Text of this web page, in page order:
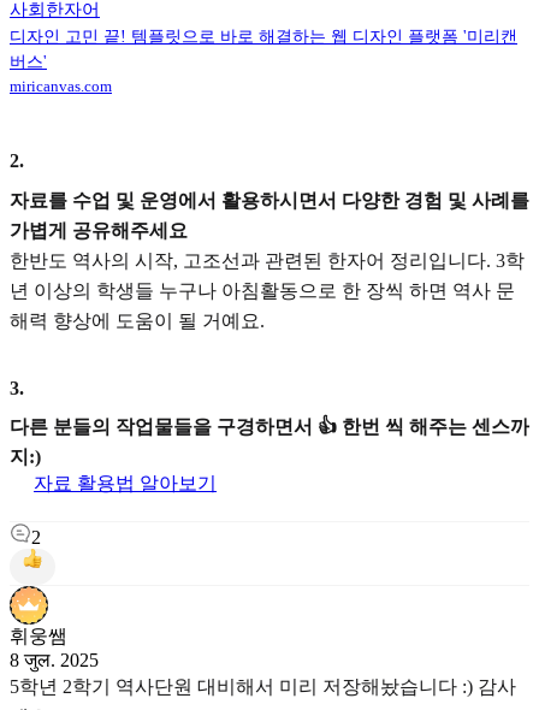
사회한자어
디자인 고민 끝! 템플릿으로 바로 해결하는 웹 디자인 플랫폼 '미리캔
버스'
miricanvas.com
2.
자료를 수업 및 운영에서 활용하시면서 다양한 경험 및 사례를
가볍게 공유해주세요
한반도 역사의 시작, 고조선과 관련된 한자어 정리입니다. 3학
년 이상의 학생들 누구나 아침활동으로 한 장씩 하면 역사 문
해력 향상에 도움이 될 거예요.
3.
다른 분들의 작업물들을 구경하면서 👍 한번 씩 해주는 센스까
지:)
자료 활용법 알아보기
2
휘웅쌤
8 जुल. 2025
5학년 2학기 역사단원 대비해서 미리 저장해놨습니다 :) 감사